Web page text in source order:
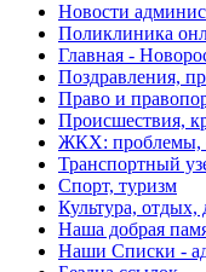
Новости
Поликлиника
Главная -
Поздравления,
Право и
Происшествия,
ЖКХ: проблемы,
Транспортный
Спорт, туризм
Культура, отдых,
Наша добрая
Наши Списки -